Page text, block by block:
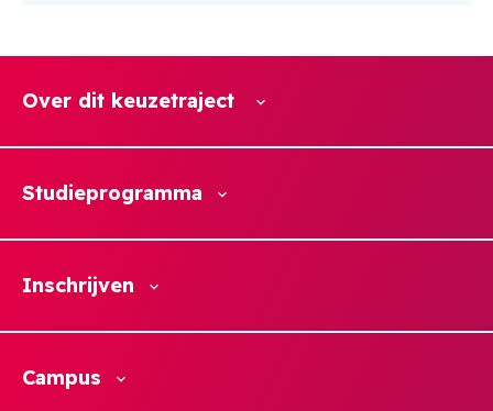
Over dit keuzetraject
Studieprogramma
Inschrijven
Campus